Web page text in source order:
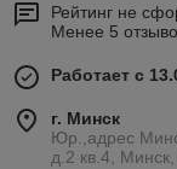
Рейтинг не
Менее 5
Работает с
г. Минск
Юр.,адрес
д.2 кв.4,